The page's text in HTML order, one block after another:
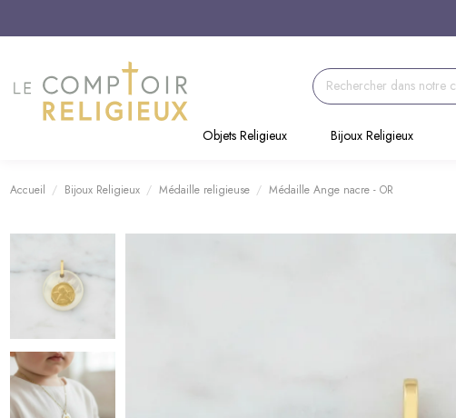
Objets Religieux
Bijoux Religieux
Accueil Bijoux Religieux Médaille religieuse Médaille Ange nacre - OR